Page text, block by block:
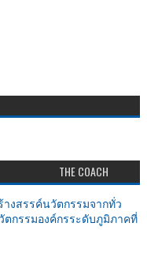
THE COACH
งสรรค์นวัตกรรมจากทั่ว
กรรมองค์กรระดับภูมิภาคที่